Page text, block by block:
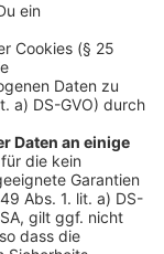
politischen